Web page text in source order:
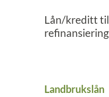
Lån/kreditt til
Landbrukslån